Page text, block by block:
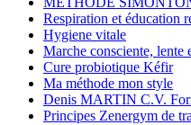
Respiration et éducation
Hygiene vitale
Marche consciente, lente
Cure probiotique Kéfir
Ma méthode mon style
Denis MARTIN C.V.
Principes Zenergym de